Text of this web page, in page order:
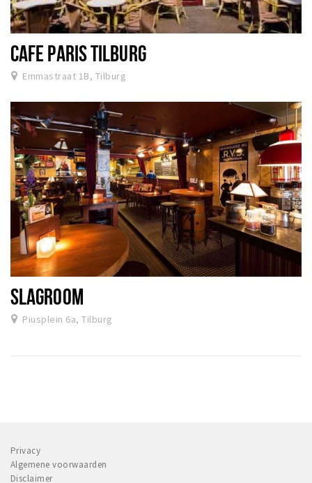
CAFE PARIS TILBURG
Emmastraat 1B, Tilburg
SLAGROOM
Piusplein 6a, Tilburg
Privacy
Algemene voorwaarden
Disclaimer